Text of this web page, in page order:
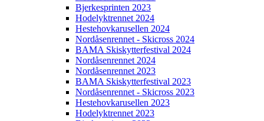
Bjerkesprinten 2023
Hodelyktrennet 2024
Hestehovkarusellen 2024
Nordåsenrennet - Skicross 2024
BAMA Skiskytterfestival 2024
Nordåsenrennet 2024
Nordåsenrennet 2023
BAMA Skiskytterfestival 2023
Nordåsenrennet - Skicross 2023
Hestehovkarusellen 2023
Hodelyktrennet 2023